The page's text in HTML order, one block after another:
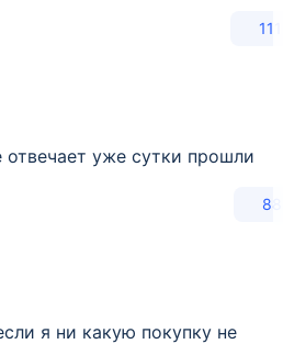
111
уже сутки прошли
88
я ни какую покупку не